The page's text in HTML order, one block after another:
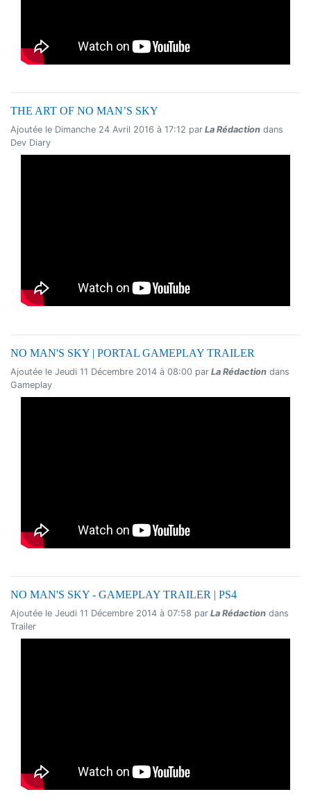
THE ART OF NO MAN’S SKY
Ajoutée le Dimanche 24 Avril 2016 à 17:12 par La Rédaction dans
Dev Diary
NO MAN'S SKY | PORTAL GAMEPLAY TRAILER
Ajoutée le Jeudi 11 Décembre 2014 à 08:00 par La Rédaction dans
Gameplay
NO MAN'S SKY - GAMEPLAY TRAILER | PS4
Ajoutée le Jeudi 11 Décembre 2014 à 07:58 par La Rédaction dans
Trailer